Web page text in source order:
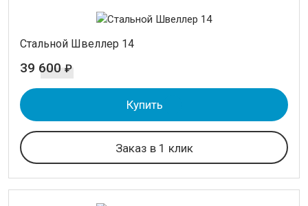
Стальной Швеллер 14
39 600 ₽
Купить
Заказ в 1 клик